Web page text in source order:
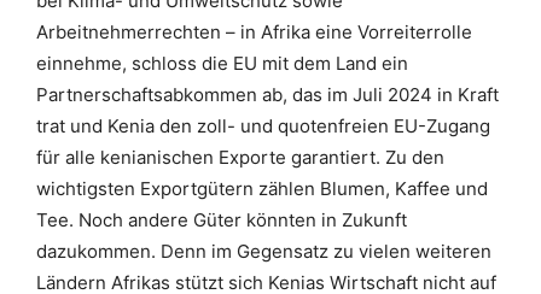
Arbeitnehmerrechten – in Afrika eine Vorreiterrolle
einnehme, schloss die EU mit dem Land ein
Partnerschaftsabkommen ab, das im Juli 2024 in Kraft
trat und Kenia den zoll- und quotenfreien EU-Zugang
für alle kenianischen Exporte garantiert. Zu den
wichtigsten Exportgütern zählen Blumen, Kaffee und
Tee. Noch andere Güter könnten in Zukunft
dazukommen. Denn im Gegensatz zu vielen weiteren
Ländern Afrikas stützt sich Kenias Wirtschaft nicht auf